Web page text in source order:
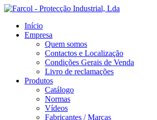
Início
Empresa
Quem somos
Contactos e Localização
Condições Gerais de Venda
Livro de reclamações
Produtos
Catálogo
Normas
Vídeos
Fabricantes / Marcas